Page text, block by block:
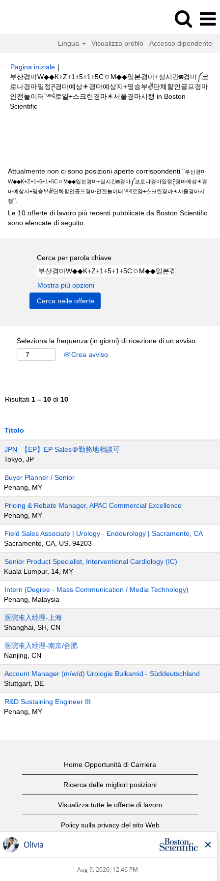
Lingua Visualizza profilo Accesso dipendente
Pagina iniziale |
부산경마W◆◆K+Z+1+5+1+5CㅇM◆◆일본경마+실시간◙경마༼코
로나경마일정ཊ경마예상☀경마예상지+명승부✌단체할인골프경마
안전놀이터༺로얄+스크린경마☀서울경마시행 in Boston
Scientific(pagina
Attualmente non ci sono posizioni aperte corrispondenti "부산경마
W◆◆K+Z+1+5+1+5CㅇM◆◆일본경마+실시간◙경마༼코로나경마일정ཊ경마예상☀경
마예상지+명승부✌단체할인골프경마안전놀이터༺로얄+스크린경마☀서울경마시
행".
Le 10 offerte di lavoro più recenti pubblicate da Boston Scientific
sono elencate di seguito.
Cerca per parola chiave
Mostra più opzioni
Seleziona la frequenza (in giorni) di ricezione di un avviso:
Crea avviso
Risultati 1 – 10 di 10
Titolo
JPN_【EP】EP Sales＠勤務地相談可
Tokyo, JP
Buyer Planner / Senior
Penang, MY
Pricing & Rebate Manager, APAC Commercial Excellence
Penang, MY
Field Sales Associate | Urology - Endourology | Sacramento, CA
Sacramento, CA, US, 94203
Senior Product Specialist, Interventional Cardiology (IC)
Kuala Lumpur, 14, MY
Intern (Degree - Mass Communication / Media Technology)
Penang, Malaysia
医院准入经理-上海
Shanghai, SH, CN
医院准入经理-南京/合肥
Nanjing, CN
Account Manager (m/w/d) Urologie Bulkamid - Süddeutschland
Stuttgart, DE
R&D Sustaining Engineer III
Penang, MY
Home Opportunità di Carriera
Ricerca delle migliori posizioni
Visualizza tutte le offerte di lavoro
Policy sulla privacy del sito Web